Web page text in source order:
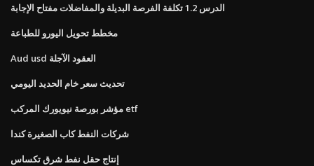
الدرس 1.2 تكلفة الفرصة البديلة والمفاضلات مفتاح الإجابة
مخطط تحويل اليورو للطباعة
Aud usd العقود الآجلة
تحديث سعر خام الحديد اليومي
مؤشر بورصة نيويورك المركب etf
شركات النفط كاب الصغيرة كندا
إنتاج حقل نفط شرق تكساس